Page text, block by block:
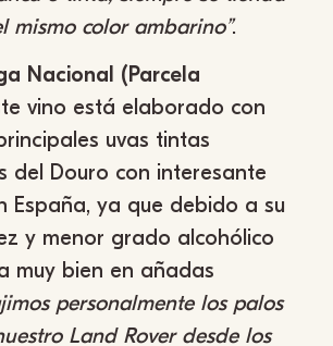
mismo color ambarino”.
Nacional (Parcela
vino está elaborado con
uvas tintas
del Douro con interesante
España, ya que debido a su
y menor grado alcohólico
muy bien en añadas
personalmente los palos
Land Rover desde los